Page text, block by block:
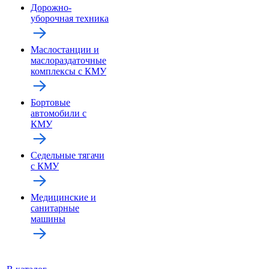
Дорожно-
уборочная техника
Маслостанции и
маслораздаточные
комплексы с КМУ
Бортовые
автомобили с
КМУ
Седельные тягачи
с КМУ
Медицинские и
санитарные
машины